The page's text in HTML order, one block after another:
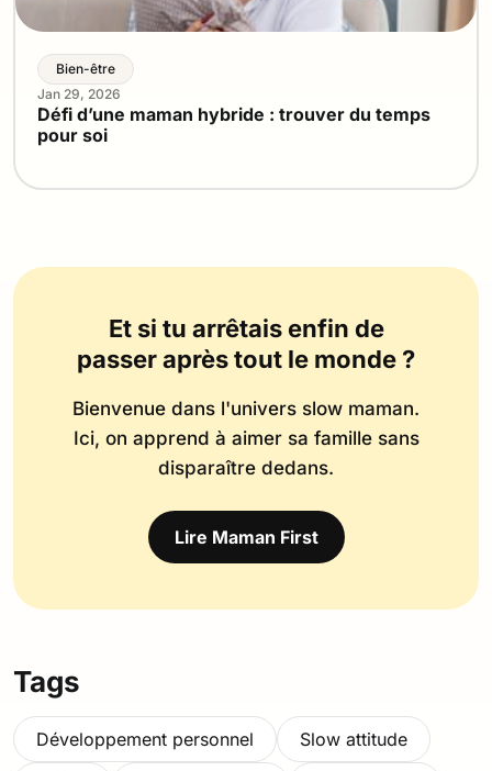
Bien-être
Jan 29, 2026
Défi d’une maman hybride : trouver du temps
pour soi
Et si tu arrêtais enfin de
passer après tout le monde ?
Bienvenue dans l'univers slow maman.
Ici, on apprend à aimer sa famille sans
disparaître dedans.
Lire Maman First
Tags
Développement personnel Slow attitude